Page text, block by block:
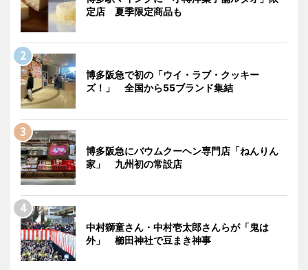
定店 夏季限定商品も
博多阪急で初の「ウイ・ラブ・クッキー
ズ！」 全国から55ブランド集結
博多阪急にバウムクーヘン専門店「ねんりん
家」 九州初の常設店
中村獅童さん・中村壱太郎さんらが「鬼は
外」 櫛田神社で豆まき神事